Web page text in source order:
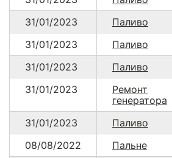
31/01/2023
Паливо
31/01/2023
Паливо
31/01/2023
Паливо
31/01/2023
Ремонт
генератора
31/01/2023 Паливо
08/08/2022
Пальне